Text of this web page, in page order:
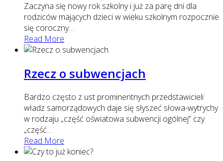
Zaczyna się nowy rok szkolny i już za parę dni dla
rodziców mających dzieci w wieku szkolnym rozpocznie
się coroczny…
Read More
Rzecz o subwencjach
Bardzo często z ust prominentnych przedstawicieli
władz samorządowych daje się słyszeć słowa-wytrychy
w rodzaju „część oświatowa subwencji ogólnej” czy
„część…
Read More